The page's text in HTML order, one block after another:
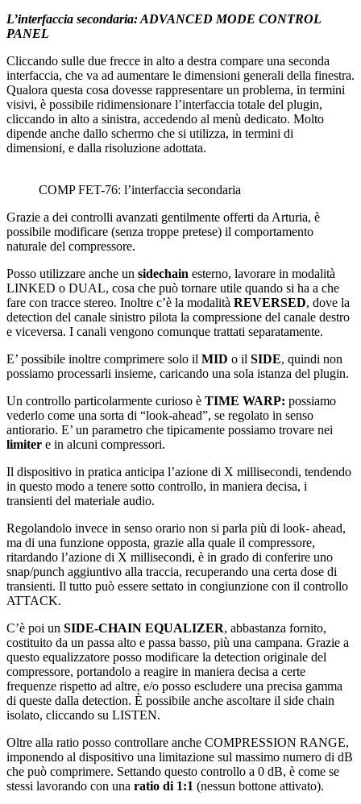
L’interfaccia secondaria: ADVANCED MODE CONTROL
PANEL
Cliccando sulle due frecce in alto a destra compare una seconda
interfaccia, che va ad aumentare le dimensioni generali della finestra.
Qualora questa cosa dovesse rappresentare un problema, in termini
visivi, è possibile ridimensionare l’interfaccia totale del plugin,
cliccando in alto a sinistra, accedendo al menù dedicato. Molto
dipende anche dallo schermo che si utilizza, in termini di
dimensioni, e dalla risoluzione adottata.
COMP FET-76: l’interfaccia secondaria
Grazie a dei controlli avanzati gentilmente offerti da Arturia, è
possibile modificare (senza troppe pretese) il comportamento
naturale del compressore.
Posso utilizzare anche un sidechain esterno, lavorare in modalità
LINKED o DUAL, cosa che può tornare utile quando si ha a che
fare con tracce stereo. Inoltre c’è la modalità REVERSED, dove la
detection del canale sinistro pilota la compressione del canale destro
e viceversa. I canali vengono comunque trattati separatamente.
E’ possibile inoltre comprimere solo il MID o il SIDE, quindi non
possiamo processarli insieme, caricando una sola istanza del plugin.
Un controllo particolarmente curioso è TIME WARP: possiamo
vederlo come una sorta di “look-ahead”, se regolato in senso
antiorario. E’ un parametro che tipicamente possiamo trovare nei
limiter e in alcuni compressori.
Il dispositivo in pratica anticipa l’azione di X millisecondi, tendendo
in questo modo a tenere sotto controllo, in maniera decisa, i
transienti del materiale audio.
Regolandolo invece in senso orario non si parla più di look- ahead,
ma di una funzione opposta, grazie alla quale il compressore,
ritardando l’azione di X millisecondi, è in grado di conferire uno
snap/punch aggiuntivo alla traccia, recuperando una certa dose di
transienti. Il tutto può essere settato in congiunzione con il controllo
ATTACK.
C’è poi un SIDE-CHAIN EQUALIZER, abbastanza fornito,
costituito da un passa alto e passa basso, più una campana. Grazie a
questo equalizzatore posso modificare la detection originale del
compressore, portandolo a reagire in maniera decisa a certe
frequenze rispetto ad altre, e/o posso escludere una precisa gamma
di queste dalla detection. È possibile anche ascoltare il side chain
isolato, cliccando su LISTEN.
Oltre alla ratio posso controllare anche COMPRESSION RANGE,
imponendo al dispositivo una limitazione sul massimo numero di dB
che può comprimere. Settando questo controllo a 0 dB, è come se
stessi lavorando con una ratio di 1:1 (nessun bottone attivato).